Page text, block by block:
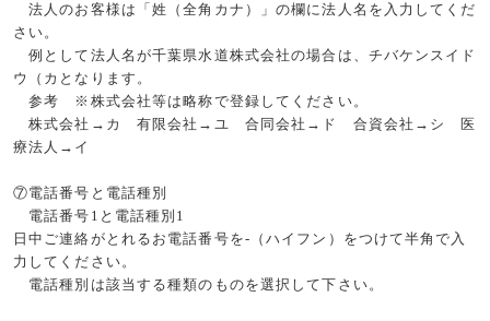
法人のお客様は「姓（全角カナ）」の欄に法人名を入力してくだ
さい。
例として法人名が千葉県水道株式会社の場合は、チバケンスイド
ウ（カとなります。
参考 ※株式会社等は略称で登録してください。
株式会社→カ 有限会社→ユ 合同会社→ド 合資会社→シ 医
療法人→イ
⑦電話番号と電話種別
電話番号 1 と電話種別 1
日中ご連絡がとれるお電話番号を- （ハイフン）をつけて半角で入
力してください。
電話種別は該当する種類のものを選択して下さい。